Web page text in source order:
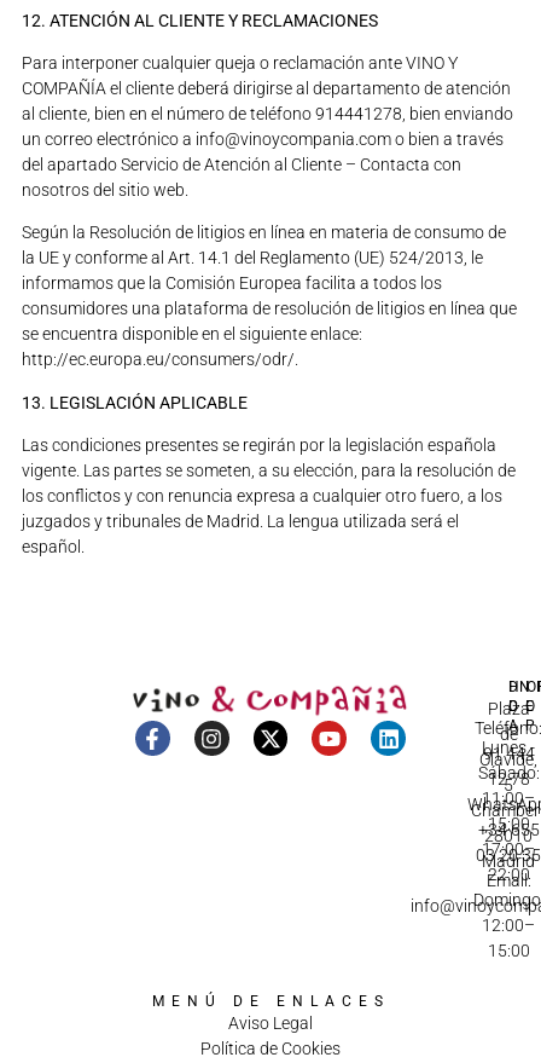
12. ATENCIÓN AL CLIENTE Y RECLAMACIONES
Para interponer cualquier queja o reclamación ante VINO Y
COMPAÑÍA el cliente deberá dirigirse al departamento de atención
al cliente, bien en el número de teléfono 914441278, bien enviando
un correo electrónico a info@vinoycompania.com o bien a través
del apartado Servicio de Atención al Cliente – Contacta con
nosotros del sitio web.
Según la Resolución de litigios en línea en materia de consumo de
la UE y conforme al Art. 14.1 del Reglamento (UE) 524/2013, le
informamos que la Comisión Europea facilita a todos los
consumidores una plataforma de resolución de litigios en línea que
se encuentra disponible en el siguiente enlace:
http://ec.europa.eu/consumers/odr/.
13. LEGISLACIÓN APLICABLE
Las condiciones presentes se regirán por la legislación española
vigente. Las partes se someten, a su elección, para la resolución de
los conflictos y con renuncia expresa a cualquier otro fuero, a los
juzgados y tribunales de Madrid. La lengua utilizada será el
español.
Plaza
de
Olavide,
5
28010
Madrid
DE
Lunes -
Sábado:
11:00–
15:00
17:00–
22:00
12:00–
15:00
91 444
12 78
+34 655
03 20 35
Email:
MENÚ DE ENLACES
Aviso Legal
Política de Cookies